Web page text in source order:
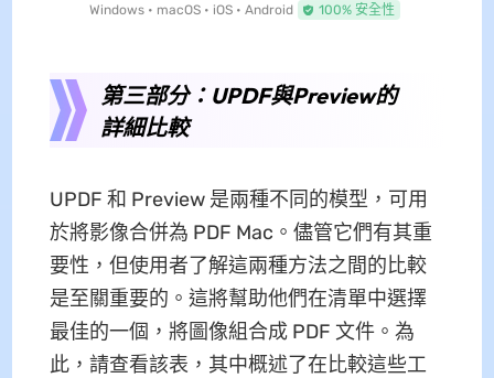
Windows • macOS • iOS • Android 100% 安全性
第三部分：UPDF與Preview的
詳細比較
UPDF 和 Preview 是兩種不同的模型，可用
於將影像合併為 PDF Mac。儘管它們有其重
要性，但使用者了解這兩種方法之間的比較
是至關重要的。這將幫助他們在清單中選擇
最佳的一個，將圖像組合成 PDF 文件。為
此，請查看該表，其中概述了在比較這些工